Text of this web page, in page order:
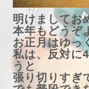
明けましてお
本年もどうぞ
お正月はゆっ
私は、反対に
うと
張り切りすぎ